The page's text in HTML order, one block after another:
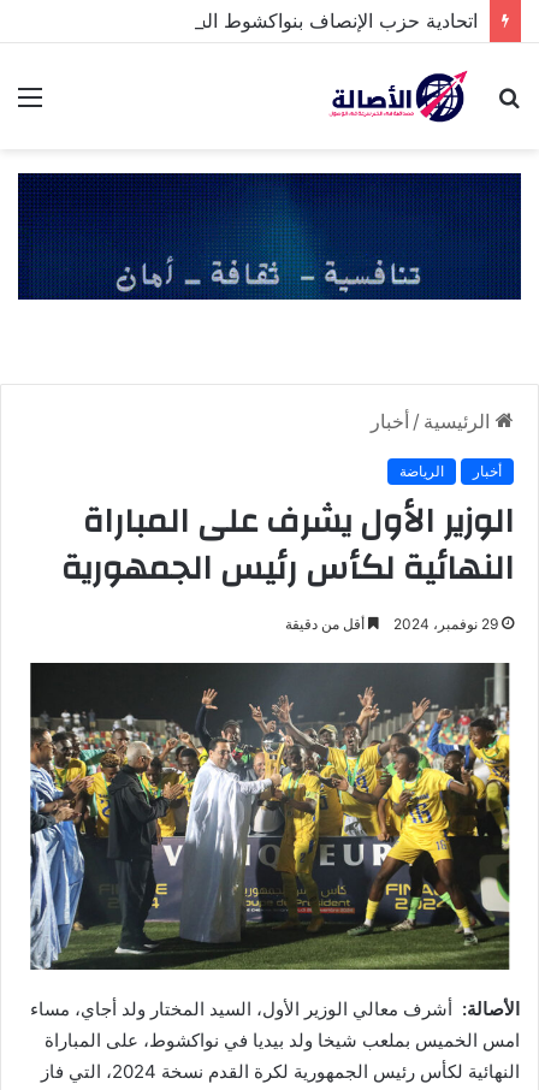
بحث
الرئيسية / أخبار
أخبار الرياضة
الوزير الأول يشرف على المباراة
النهائية لكأس رئيس الجمهورية
29 نوفمبر، 2024 أقل من دقيقة
الأصالة: أشرف معالي الوزير الأول، السيد المختار ولد أجاي، مساء
امس الخميس بملعب شيخا ولد بيديا في نواكشوط، على المباراة
النهائية لكأس رئيس الجمهورية لكرة القدم نسخة 2024، التي فاز